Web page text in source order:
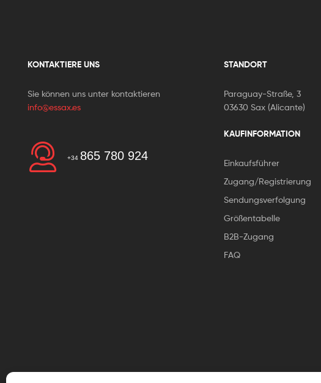
KONTAKTIERE UNS
Sie können uns unter kontaktieren
info@essax.es
+34 865 780 924
STANDORT
Paraguay-Straße, 3
03630 Sax (Alicante)
KAUFINFORMATION
Einkaufsführer
Zugang/Registrierung
Sendungsverfolgung
Größentabelle
B2B-Zugang
FAQ